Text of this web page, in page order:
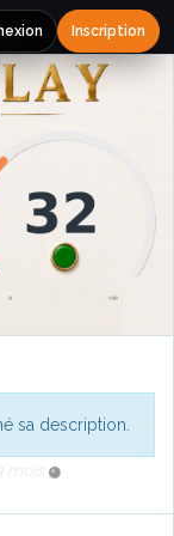
Inscription
sa description.